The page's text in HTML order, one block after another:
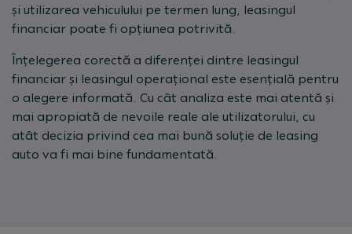
și utilizarea vehiculului pe termen lung, leasingul
financiar poate fi opțiunea potrivită.
Înțelegerea corectă a diferenței dintre leasingul
financiar și leasingul operațional este esențială pentru
o alegere informată. Cu cât analiza este mai atentă și
mai apropiată de nevoile reale ale utilizatorului, cu
atât decizia privind cea mai bună soluție de leasing
auto va fi mai bine fundamentată.